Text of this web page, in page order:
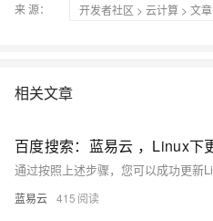
来 源： 开发者社区 > 云计算 > 文章
相关文章
百度搜索：蓝易云 ，Linux下
蓝易云 415